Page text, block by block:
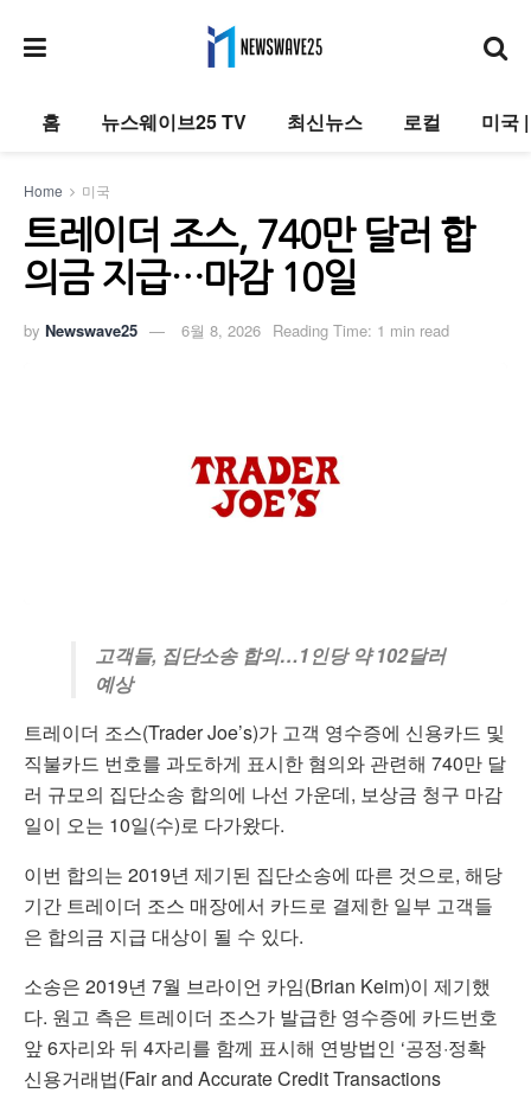
홈 뉴스웨이브25 TV 최신뉴스 로컬 미국
Home 미국
트레이더 조스, 740만 달러 합
의금 지급…마감 10일
by Newswave25 6월 8, 2026 Reading Time: 1 min read
고객들, 집단소송 합의…1인당 약 102달러
예상
트레이더 조스(Trader Joe’s)가 고객 영수증에 신용카드 및
직불카드 번호를 과도하게 표시한 혐의와 관련해 740만 달
러 규모의 집단소송 합의에 나선 가운데, 보상금 청구 마감
일이 오는 10일(수)로 다가왔다.
이번 합의는 2019년 제기된 집단소송에 따른 것으로, 해당
기간 트레이더 조스 매장에서 카드로 결제한 일부 고객들
은 합의금 지급 대상이 될 수 있다.
소송은 2019년 7월 브라이언 카임(Brian Keim)이 제기했
다. 원고 측은 트레이더 조스가 발급한 영수증에 카드번호
앞 6자리와 뒤 4자리를 함께 표시해 연방법인 ‘공정·정확
신용거래법(Fair and Accurate Credit Transactions